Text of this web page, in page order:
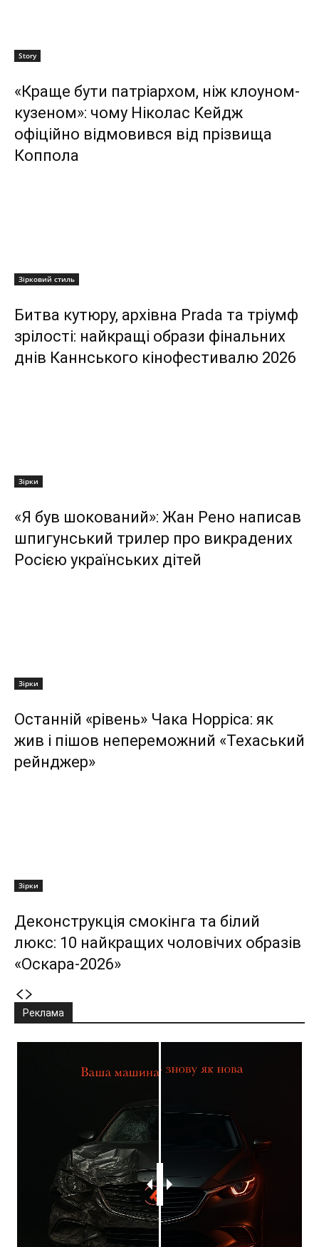
Story
«Краще бути патріархом, ніж клоуном-
кузеном»: чому Ніколас Кейдж
офіційно відмовився від прізвища
Коппола
Зірковий стиль
Битва кутюру, архівна Prada та тріумф
зрілості: найкращі образи фінальних
днів Каннського кінофестивалю 2026
Зірки
«Я був шокований»: Жан Рено написав
шпигунський трилер про викрадених
Росією українських дітей
Зірки
Останній «рівень» Чака Норріса: як
жив і пішов непереможний «Техаський
рейнджер»
Зірки
Деконструкція смокінга та білий
люкс: 10 найкращих чоловічих образів
«Оскара-2026»
Реклама